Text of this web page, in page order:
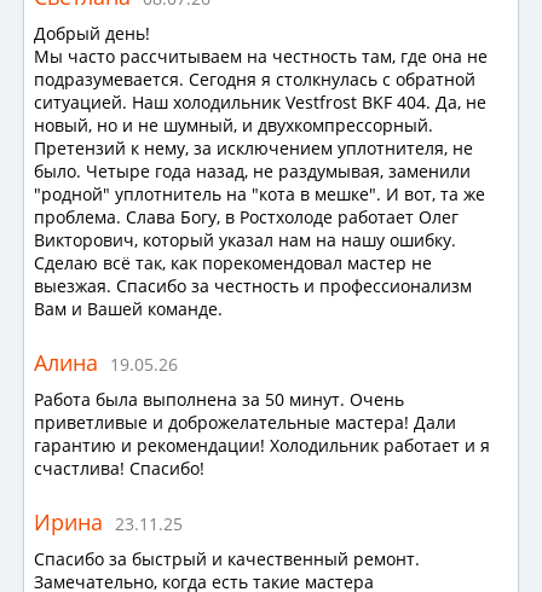
Добрый день!
Мы часто рассчитываем на честность там, где она не
подразумевается. Сегодня я столкнулась с обратной
ситуацией. Наш холодильник Vestfrost BKF 404. Да, не
новый, но и не шумный, и двухкомпрессорный.
Претензий к нему, за исключением уплотнителя, не
было. Четыре года назад, не раздумывая, заменили
"родной" уплотнитель на "кота в мешке". И вот, та же
проблема. Слава Богу, в Ростхолоде работает Олег
Викторович, который указал нам на нашу ошибку.
Сделаю всё так, как порекомендовал мастер не
выезжая. Спасибо за честность и профессионализм
Вам и Вашей команде.
Алина
19.05.26
Работа была выполнена за 50 минут. Очень
приветливые и доброжелательные мастера! Дали
гарантию и рекомендации! Холодильник работает и я
счастлива! Спасибо!
Ирина 23.11.25
Спасибо за быстрый и качественный ремонт.
Замечательно, когда есть такие мастера